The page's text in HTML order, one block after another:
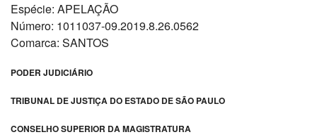
Espécie: APELAÇÃO
Número: 1011037-09.2019.8.26.0562
Comarca: SANTOS
PODER JUDICIÁRIO
TRIBUNAL DE JUSTIÇA DO ESTADO DE SÃO PAULO
CONSELHO SUPERIOR DA MAGISTRATURA